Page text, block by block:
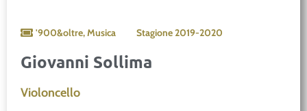
'900&oltre,Musica Stagione2019-2020
Giovanni Sollima
Violoncello